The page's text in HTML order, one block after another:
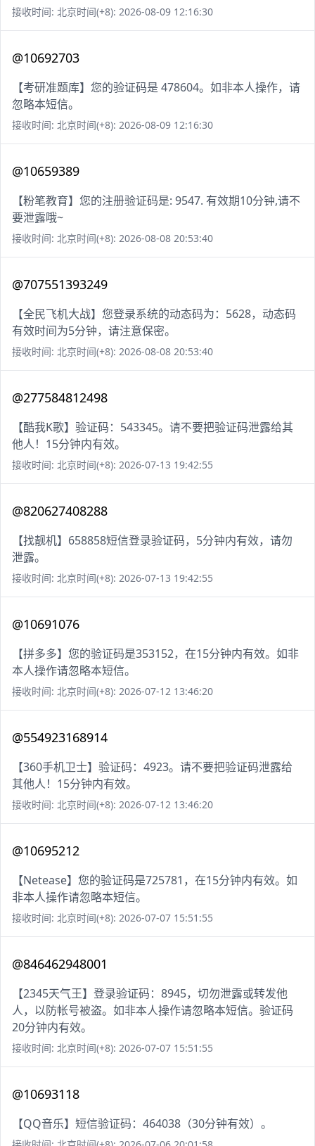
接收时间: 北京时间(+8): 2026-08-09 12:16:30
@10692703
【考研准题库】您的验证码是 478604。如非本人操作，请
忽略本短信。
接收时间: 北京时间(+8): 2026-08-09 12:16:30
@10659389
【粉笔教育】您的注册验证码是: 9547. 有效期10分钟,请不
要泄露哦~
接收时间: 北京时间(+8): 2026-08-08 20:53:40
@707551393249
【全民飞机大战】您登录系统的动态码为：5628，动态码
有效时间为5分钟，请注意保密。
接收时间: 北京时间(+8): 2026-08-08 20:53:40
@277584812498
【酷我K歌】验证码：543345。请不要把验证码泄露给其
他人！15分钟内有效。
接收时间: 北京时间(+8): 2026-07-13 19:42:55
@820627408288
【找靓机】658858短信登录验证码，5分钟内有效，请勿
泄露。
接收时间: 北京时间(+8): 2026-07-13 19:42:55
@10691076
【拼多多】您的验证码是353152，在15分钟内有效。如非
本人操作请忽略本短信。
接收时间: 北京时间(+8): 2026-07-12 13:46:20
@554923168914
【360手机卫士】验证码：4923。请不要把验证码泄露给
其他人！15分钟内有效。
接收时间: 北京时间(+8): 2026-07-12 13:46:20
@10695212
【Netease】您的验证码是725781，在15分钟内有效。如
非本人操作请忽略本短信。
接收时间: 北京时间(+8): 2026-07-07 15:51:55
@846462948001
【2345天气王】登录验证码：8945，切勿泄露或转发他
人，以防帐号被盗。如非本人操作请忽略本短信。验证码
20分钟内有效。
接收时间: 北京时间(+8): 2026-07-07 15:51:55
@10693118
【QQ音乐】短信验证码：464038（30分钟有效）。